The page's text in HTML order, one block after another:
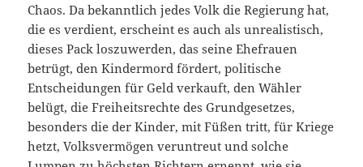
Chaos. Da bekanntlich jedes Volk die Regierung hat,
die es verdient, erscheint es auch als unrealistisch,
dieses Pack loszuwerden, das seine Ehefrauen
betrügt, den Kindermord fördert, politische
Entscheidungen für Geld verkauft, den Wähler
belügt, die Freiheitsrechte des Grundgesetzes,
besonders die der Kinder, mit Füßen tritt, für Kriege
hetzt, Volksvermögen veruntreut und solche